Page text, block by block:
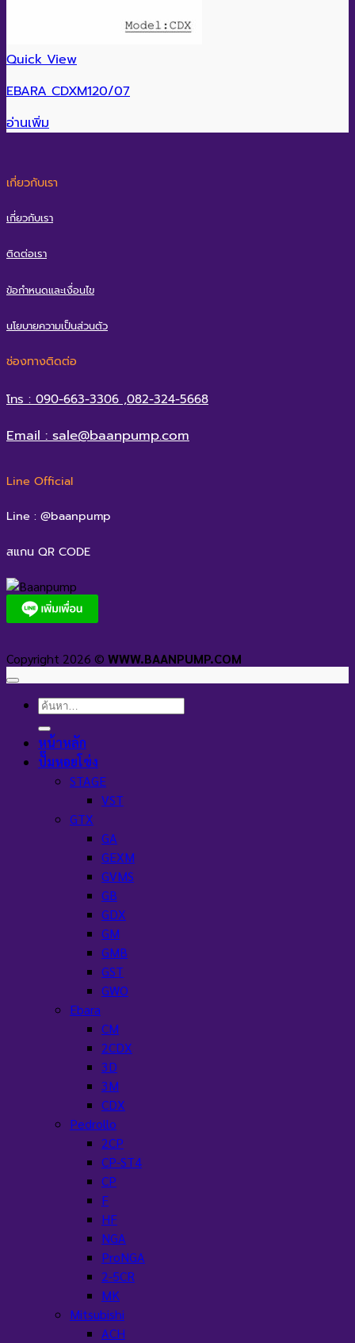
Quick View
EBARA CDXM120/07
อ่านเพิ่ม
เกี่ยวกับเรา
เกี่ยวกับเรา
ติดต่อเรา
ข้อกำหนดและเงื่อนไข
นโยบายความเป็นส่วนตัว
ช่องทางติดต่อ
โทร : 090-663-3306 ,082-324-5668
Email : sale@baanpump.com
Line Official
Line : @baanpump
สแกน QR CODE
Copyright 2026 © WWW.BAANPUMP.COM
ค้นหา:
หน้าหลัก
ปั๊มหอยโข่ง
STAGE
VST
GTX
GA
GEXM
GVMS
GB
GDX
GM
GMB
GST
GWO
Ebara
CM
2CDX
3D
3M
CDX
Pedrollo
2CP
CP-ST4
CP
F
HF
NGA
ProNGA
2-5CR
MK
Mitsubishi
ACH